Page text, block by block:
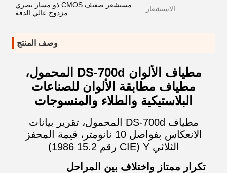
الاستشعار:
مستشعر صفيف CMOS ذو مسار بصري
مزدوج عالي الدقة
وصف المنتج
مطياف الألوان DS-700d المحمول،
مطياف مطابقة الألوان للصناعات
البلاستيكية والطلاء والمنسوجات
مطياف DS-700d المحمول، تقرير بيانات
الانعكاس بفواصل 10 نانومتر، قيمة المحفز
الثلاثي Y (CIE رقم 15.2 1986)
تكرار ممتاز واختلاف بين المراحل